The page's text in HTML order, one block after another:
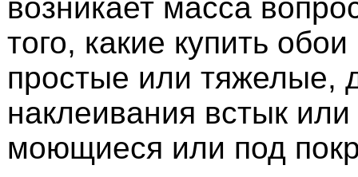
возникает масса
того, какие купить
простые или тяжелые,
наклеивания встык или
моющиеся или под